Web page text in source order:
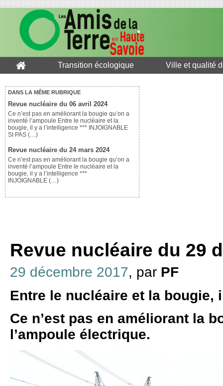
Transition écologique Ville et qualité
DANS LA MÊME RUBRIQUE
Revue nucléaire du 06 avril 2024
Ce n’est pas en améliorant la bougie qu’on a
inventé l’ampoule Entre le nucléaire et la
bougie, il y a l’intelligence *** INJOIGNABLE
SI PAS (…)
Revue nucléaire du 24 mars 2024
Ce n’est pas en améliorant la bougie qu’on a
inventé l’ampoule Entre le nucléaire et la
bougie, il y a l’intelligence ***
INJOIGNABLE (…)
Revue nucléaire du 29
29 décembre 2017, par PF
Entre le nucléaire et la bougie,
Ce n’est pas en améliorant la
l’ampoule électrique.